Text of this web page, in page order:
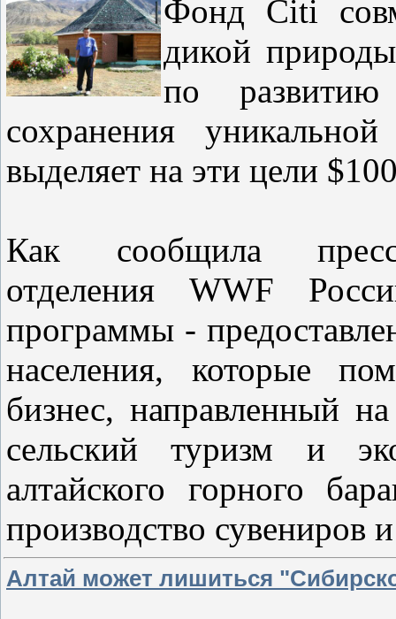
Фонд Citi
дикой
по
сохранения
выделяет на эти цели
Как сообщила пресс-
отделения WWF
программы -
населения, которые
бизнес, направленный
сельский туризм и
алтайского горного
производство сувениров
Алтай может лишиться